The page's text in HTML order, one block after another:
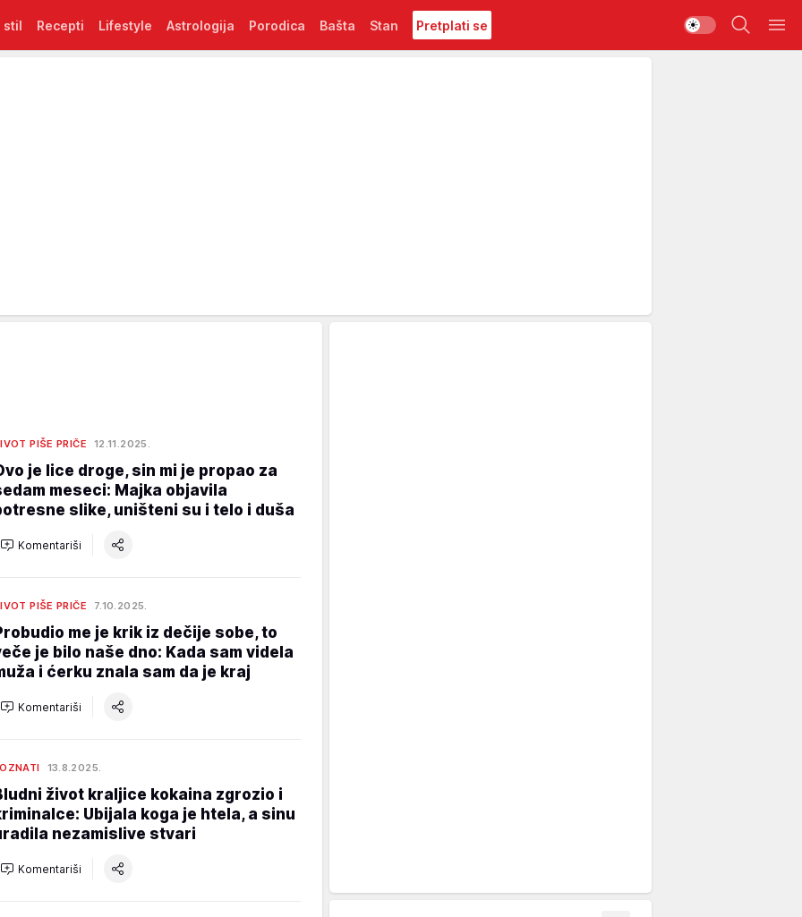
stil Recepti Lifestyle Astrologija Porodica Bašta Stan Pretplati se
PIŠE PRIČE 12.11.2025.
je lice droge, sin mi je propao za
meseci: Majka objavila
slike, uništeni su i telo i duša
Komentariši
PIŠE PRIČE 7.10.2025.
me je krik iz dečije sobe, to
je bilo naše dno: Kada sam videla
i ćerku znala sam da je kraj
Komentariši
13.8.2025.
život kraljice kokaina zgrozio i
Ubijala koga je htela, a sinu
nezamislive stvari
Komentariši